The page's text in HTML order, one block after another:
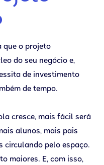
que o projeto
do seu negócio e,
de investimento
de tempo.
cresce, mais fácil será
alunos, mais pais
circulando pelo espaço.
maiores. E, com isso,